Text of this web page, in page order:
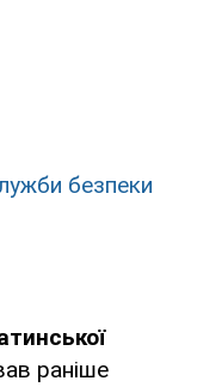
безпеки
раніше